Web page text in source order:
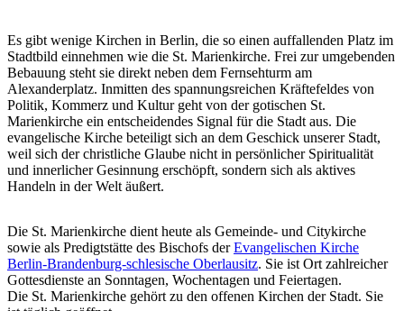
Es gibt wenige Kirchen in Berlin, die so einen auffallenden Platz im
Stadtbild einnehmen wie die St. Marienkirche. Frei zur umgebenden
Bebauung steht sie direkt neben dem Fernsehturm am
Alexanderplatz. Inmitten des spannungsreichen Kräftefeldes von
Politik, Kommerz und Kultur geht von der gotischen St.
Marienkirche ein entscheidendes Signal für die Stadt aus. Die
evangelische Kirche beteiligt sich an dem Geschick unserer Stadt,
weil sich der christliche Glaube nicht in persönlicher Spiritualität
und innerlicher Gesinnung erschöpft, sondern sich als aktives
Handeln in der Welt äußert.
Die St. Marienkirche dient heute als Gemeinde- und Citykirche
sowie als Predigtstätte des Bischofs derEvangelischen Kirche
Berlin-Brandenburg-schlesische Oberlausitz. Sie ist Ort zahlreicher
Gottesdienste an Sonntagen, Wochentagen und Feiertagen.
Die St. Marienkirche gehört zu den offenen Kirchen der Stadt. Sie